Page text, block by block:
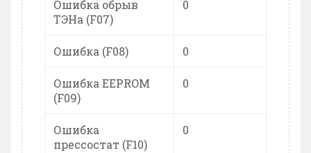
Ошибка обрыв
ТЭНа (F07)
0
Ошибка (F08) 0
Ошибка EEPROM
(F09)
0
Ошибка
прессостат (F10)
0